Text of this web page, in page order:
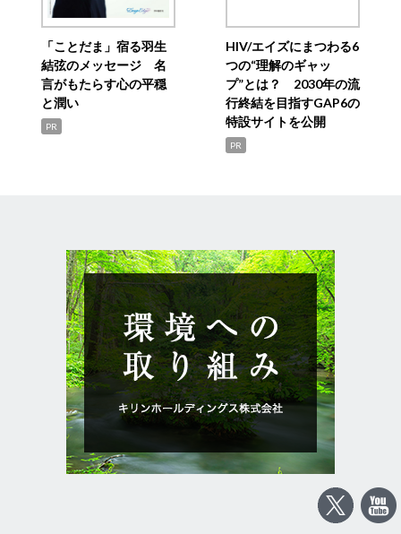
「ことだま」宿る羽生
結弦のメッセージ 名
言がもたらす心の平穏
と潤い
PR
HIV/エイズにまつわる6
つの“理解のギャッ
プ”とは？ 2030年の流
行終結を目指すGAP6の
特設サイトを公開
PR